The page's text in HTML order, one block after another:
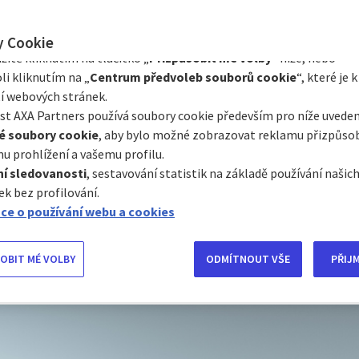
auta v zahraničí bývá jedno z nejčastěji
Řada lidí spoléhá pouze na
by věděli, co skutečně kryje a jak vysokou
zaplatit.
se podíváme na nejčastější rizika, která
dovolené, orientační ceny spoluúčasti, rozdíly
cestovním pojištěním a také na to, jak vám může
CHCI SE POJISTIT PŘED CESTOU
Cookie
kliknutím na tlačítko „Přizpůsobit mé volby “ níže, nebo
kliknutím na „Centrum předvoleb souborů cookie“, které je
webových stránek.
AXA Partners používá soubory cookie především pro níže
soubory cookie, aby bylo možné zobrazovat reklamu
prohlížení a vašemu profilu.
sledovanosti, sestavování statistik na základě používání
bez profilování.
o používání webu a cookies
MÉ VOLBY ODMÍTNOUT VŠE